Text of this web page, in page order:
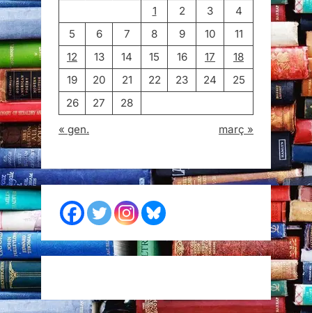
1
2 3
4
5
6 7 8 9 10
11
12
13 14 15 16 17
18
19
20 21 22 23 24
25
26
27
28
« gen.
març »